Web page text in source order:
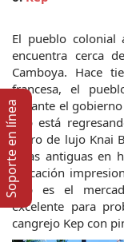
El pueblo colonial
encuentra cerca
Camboya. Hace
francesa, el
durante el
Kep está
retiro de lujo Knai
villas antiguas en
ubicación
Kep es el
excelente para
cangrejo Kep con
Soporte en lí­nea